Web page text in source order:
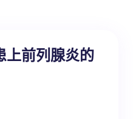
上前列腺炎的